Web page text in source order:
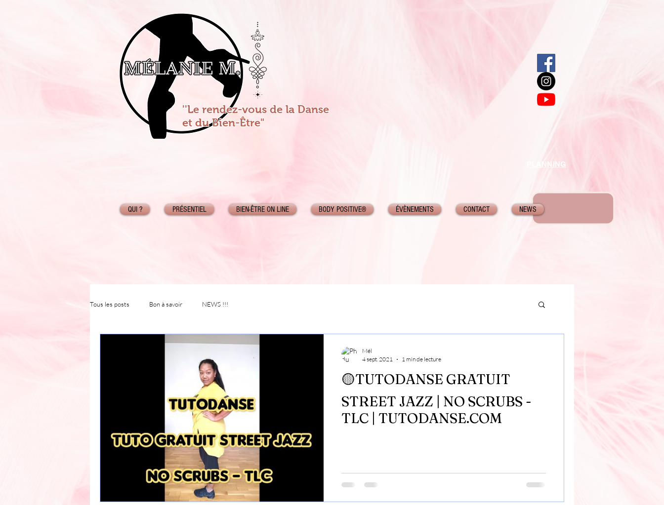
''Le rendez-vous de la Danse
et du Bien-Être"
PLANNING
QUI ? PRÉSENTIEL BIEN-ÊTRE ON LINE BODY POSITIVE® ÉVÈNEMENTS CONTACT NEWS
Tous les posts Bon à savoir NEWS !!!
🟡TUTODANSE GRATUIT
STREET JAZZ | NO SCRUBS -
TLC | TUTODANSE.COM
Mél
4 sept. 2021
1 min de lecture